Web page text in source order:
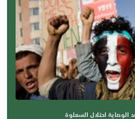
الوصاية احتلال السعلوة